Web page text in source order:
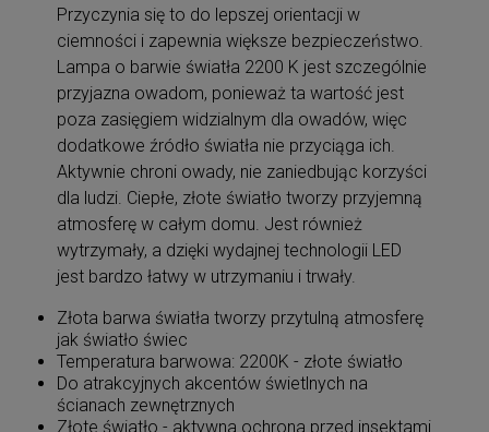
Przyczynia się to do lepszej orientacji w
ciemności i zapewnia większe bezpieczeństwo.
Lampa o barwie światła 2200 K jest szczególnie
przyjazna owadom, ponieważ ta wartość jest
poza zasięgiem widzialnym dla owadów, więc
dodatkowe źródło światła nie przyciąga ich.
Aktywnie chroni owady, nie zaniedbując korzyści
dla ludzi. Ciepłe, złote światło tworzy przyjemną
atmosferę w całym domu. Jest również
wytrzymały, a dzięki wydajnej technologii LED
jest bardzo łatwy w utrzymaniu i trwały.
Złota barwa światła tworzy przytulną atmosferę
jak światło świec
Temperatura barwowa: 2200K - złote światło
Do atrakcyjnych akcentów świetlnych na
ścianach zewnętrznych
Złote światło - aktywna ochrona przed insektami